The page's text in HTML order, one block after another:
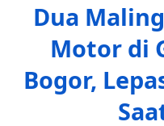
Dua
Motor di
Bogor,